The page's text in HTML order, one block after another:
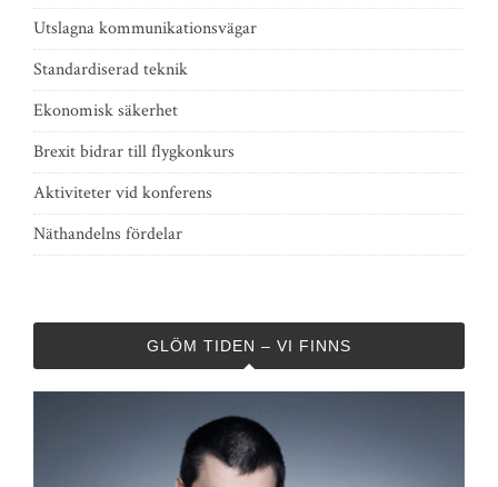
Utslagna kommunikationsvägar
Standardiserad teknik
Ekonomisk säkerhet
Brexit bidrar till flygkonkurs
Aktiviteter vid konferens
Näthandelns fördelar
GLÖM TIDEN – VI FINNS